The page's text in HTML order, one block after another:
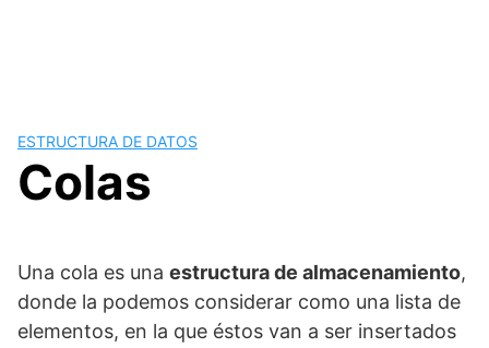
ESTRUCTURA DE DATOS
Colas
Una cola es una estructura de almacenamiento,
donde la podemos considerar como una lista de
elementos, en la que éstos van a ser insertados